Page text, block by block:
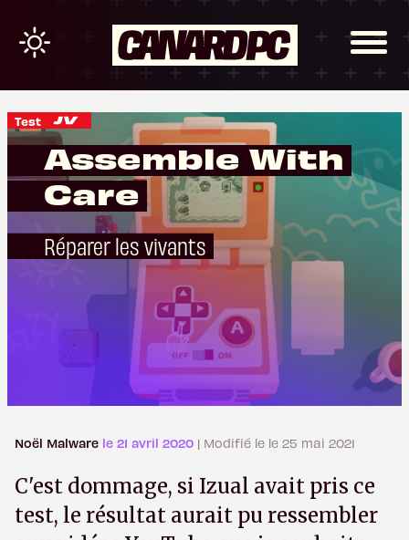
Test
Assemble With
Care
Réparer les vivants
Noël Malware le 21 avril 2020 | Modifié le le 25 mai 2021
C'est dommage, si Izual avait pris ce
test, le résultat aurait pu ressembler